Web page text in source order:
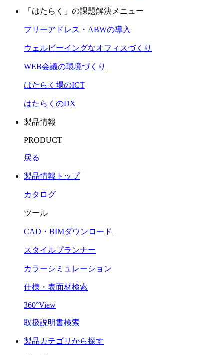
「はたらく」の課題解決メニュー
フリーアドレス・ABWの導入
ウェルビーイングなオフィスづくり
WEB会議の環境づくり
はたらく場のICT
はたらくのDX
製品情報
PRODUCT
戻る
製品情報トップ
カタログ
ツール
CAD・BIMダウンロード
スタイルプランナー
カラーシミュレーション
仕様・表面材検索
360°View
取扱説明書検索
製品カテゴリから探す